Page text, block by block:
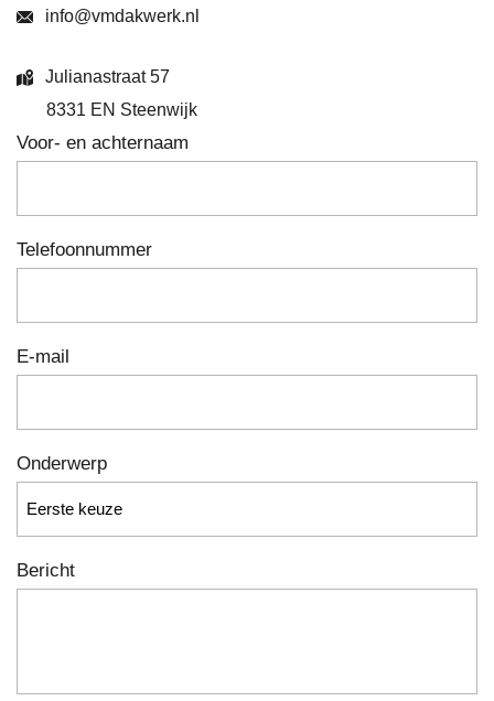
info@vmdakwerk.nl
Julianastraat 57
8331 EN Steenwijk
Voor- en achternaam
Telefoonnummer
E-mail
Onderwerp
Bericht